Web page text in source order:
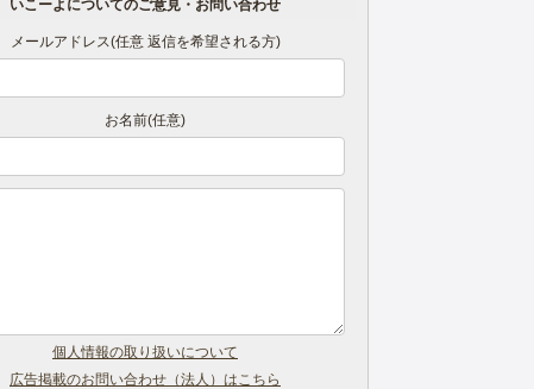
いこーよについてのご意見・お問い合わせ
メールアドレス(任意 返信を希望される方)
お名前(任意)
個人情報の取り扱いについて
広告掲載のお問い合わせ（法人）はこちら